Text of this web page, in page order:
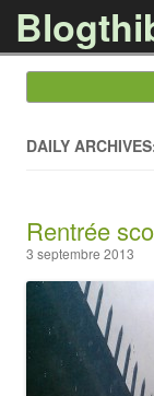
DAILY
Rentrée
3 septembre 2013